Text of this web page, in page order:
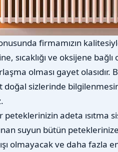
firmamızın
sıcaklığı ve oksijene bağlı
olması gayet olasıdır.
sizlerinde
adeta ısıtma
suyun bütün
olmayacak ve daha fazla